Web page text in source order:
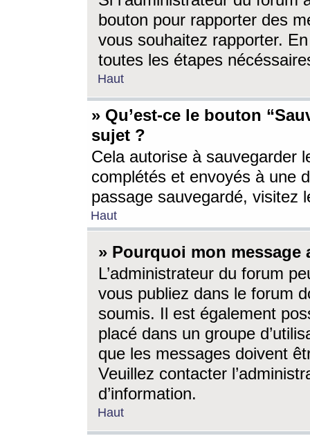
bouton pour rapporter des
vous souhaitez rapporter.
toutes les étapes
Haut
» Qu’est-ce le bouton
sujet ?
Cela autorise à sauvegarder
complétés et envoyés à une
passage sauvegardé, visitez
Haut
» Pourquoi mon message
L’administrateur du forum
vous publiez dans le forum
soumis. Il est également
placé dans un groupe
que les messages doivent
Veuillez contacter
d’information.
Haut